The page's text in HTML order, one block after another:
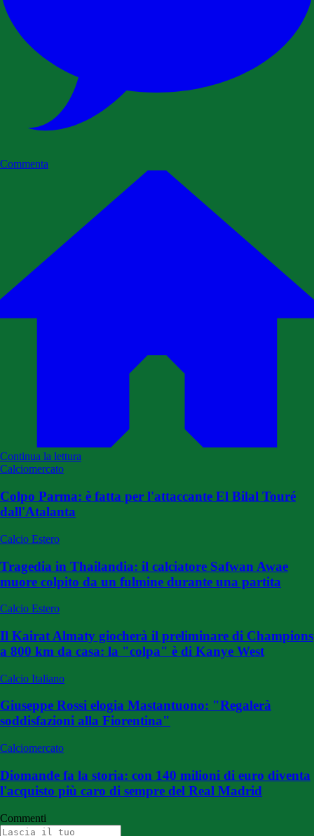
Commenta
Continua la lettura
Calciomercato
Colpo Parma: è fatta per l'attaccante El Bilal Touré
dall'Atalanta
Calcio Estero
Tragedia in Thailandia: il calciatore Safwan Awae
muore colpito da un fulmine durante una partita
Calcio Estero
Il Kairat Almaty giocherà il preliminare di Champions
a 800 km da casa: la "colpa" è di Kanye West
Calcio Italiano
Giuseppe Rossi elogia Mastantuono: "Regalerà
soddisfazioni alla Fiorentina"
Calciomercato
Diomande fa la storia: con 140 milioni di euro diventa
l'acquisto più caro di sempre del Real Madrid
Commenti